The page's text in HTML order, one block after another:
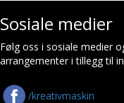
Sosiale medier
Følg oss i sosiale medier
arrangementer i tillegg til
/kreativmaskin